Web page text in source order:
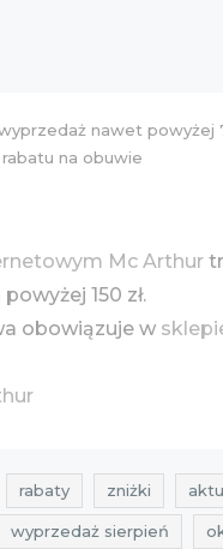
Mc Arthur
150 zł.
obowiązuje w
rabaty zniżki
wyprzedaż sierpień